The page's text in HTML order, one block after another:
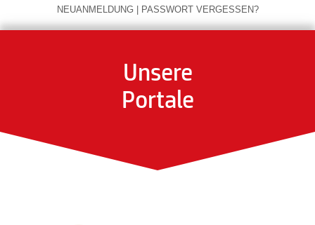
NEUANMELDUNG | PASSWORT VERGESSEN?
Unsere
Portale